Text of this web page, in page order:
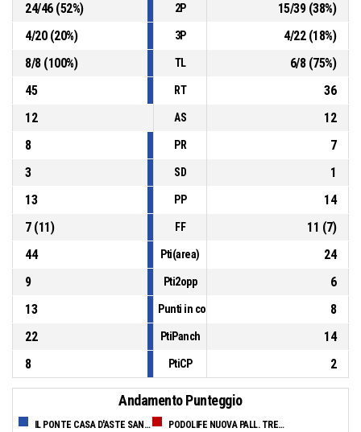
24/46(52%) 2P 15/39(38%)
4/20(20%) 3P 4/22(18%)
8/8(100%) TL 6/8(75%)
45
RT
36
12
AS
12
8
PR
7
3
SD
1
13
PP
14
7(11) FF 11 (7)
44
Pti(area)
24
9
Pti2opp
6
13
Punti in contropiede
8
22
PtiPanch
14
8
PtiCP 2
Andamento Punteggio
IL PONTE CASA D'ASTE SANGA MILANO PODOLIFE NUOVA PALL. TREVISO